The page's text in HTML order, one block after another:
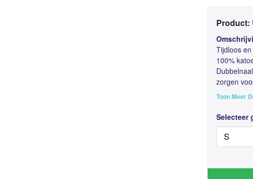
Product:
Tijdloos
100%
zorgen
Toon Meer
Selecteer